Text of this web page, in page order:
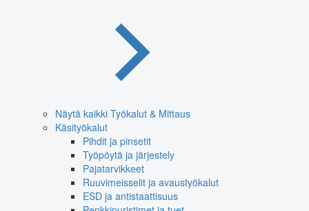
Näytä kaikki Työkalut & Mittaus
Käsityökalut
Pihdit ja pinsetit
Työpöytä ja järjestely
Pajatarvikkeet
Ruuvimeisselit ja avaustyökalut
ESD ja antistaattisuus